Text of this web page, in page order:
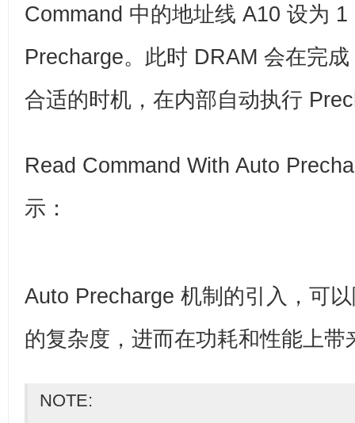
Command 中的地址线 A10 设为
Precharge。此时 DRAM 会在完
合适的时机，在内部自动执行
Read Command With Auto
示：
Auto Precharge 机制的引入，可
的复杂度，进而在功耗和性能上带
NOTE: